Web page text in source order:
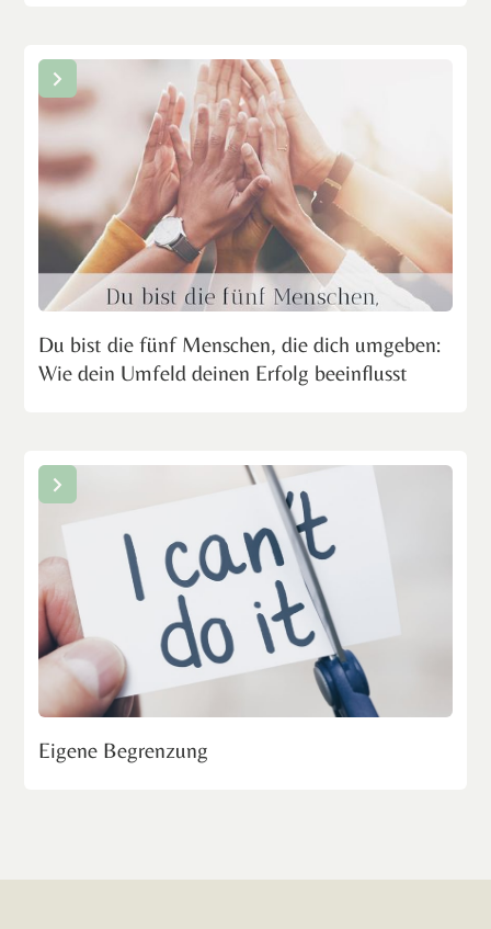
Du bist die fünf Menschen, die dich umgeben:
Wie dein Umfeld deinen Erfolg beeinflusst
Eigene Begrenzung